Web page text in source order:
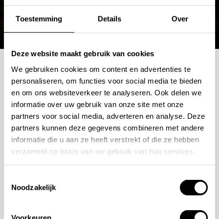
Toestemming Details Over
Deze website maakt gebruik van cookies
We gebruiken cookies om content en advertenties te
personaliseren, om functies voor social media te bieden
en om ons websiteverkeer te analyseren. Ook delen we
informatie over uw gebruik van onze site met onze
partners voor social media, adverteren en analyse. Deze
partners kunnen deze gegevens combineren met andere
informatie die u aan ze heeft verstrekt of die ze hebben
verzameld op basis van uw gebruik van hun services.
Noodzakelijk
Mogelijkheden
bespreken?
Wilt u ook iedere dag genieten van een luxe badkamer?
Neem contact met ons op voor een intake gesprek.
+31 10 28 575 85